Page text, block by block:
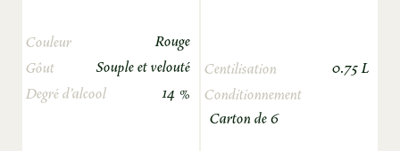
Couleur
Rouge
Gôut
Souple et velouté
Degré d’alcool
14 %
Centilisation
0.75 L
Conditionnement
Carton de 6